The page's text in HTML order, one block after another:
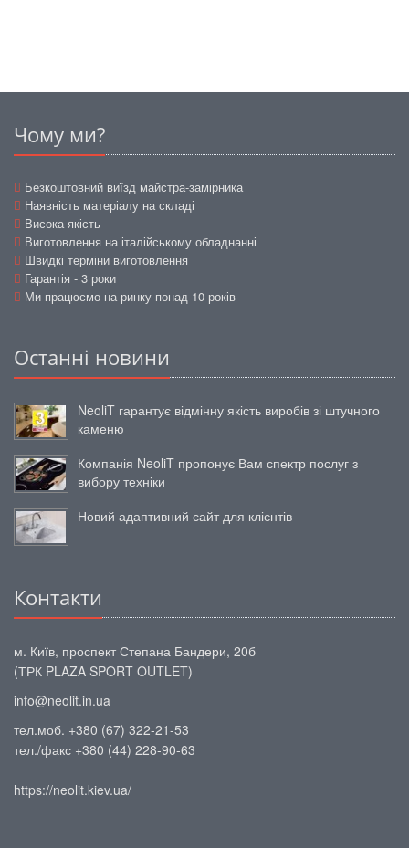
Чому ми?
Безкоштовний виїзд майстра-замірника
Наявність матеріалу на складі
Висока якість
Виготовлення на італійському обладнанні
Швидкі терміни виготовлення
Гарантія - 3 роки
Ми працюємо на ринку понад 10 років
Останні новини
NeoliT гарантує відмінну якість виробів зі штучного
каменю
Компанія NeoliT пропонує Вам спектр послуг з
вибору техніки
Новий адаптивний сайт для клієнтів
Контакти
м. Київ, проспект Степана Бандери, 20б
(ТРК PLAZA SPORT OUTLET)
info@neolit.in.ua
тел.моб. +380 (67) 322-21-53
тел./факс +380 (44) 228-90-63
https://neolit.kiev.ua/